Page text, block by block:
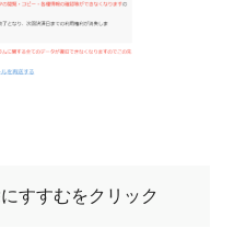
すすむをクリック